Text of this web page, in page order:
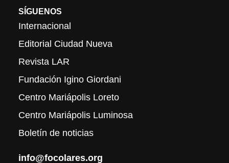
SÍGUENOS
Internacional
Editorial Ciudad Nueva
Revista LAR
Fundación Igino Giordani
Centro Mariápolis Loreto
Centro Mariápolis Luminosa
Boletín de noticias
info@focolares.org